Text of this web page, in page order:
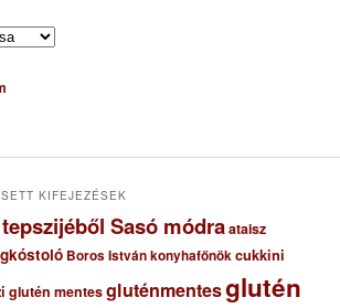
KIFEJEZÉSEK
Sasó módraataisz
Boros István konyhafőnökcukkini
glutén mentesgluténmentesglutén